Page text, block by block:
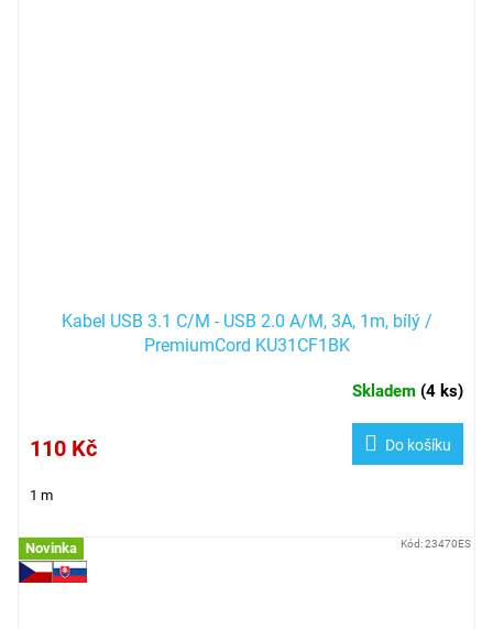
Kabel USB 3.1 C/M - USB 2.0 A/M, 3A, 1m, bílý /
PremiumCord KU31CF1BK
Skladem (4 ks)
110 Kč Do košíku
1 m
Novinka Kód:23470ES